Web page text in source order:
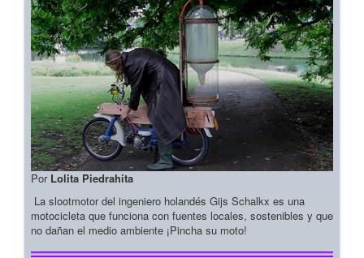
Por Lolita Piedrahita
La slootmotor del ingeniero holandés Gijs Schalkx es una
motocicleta que funciona con fuentes locales, sostenibles y que
no dañan el medio ambiente ¡Pincha su moto!